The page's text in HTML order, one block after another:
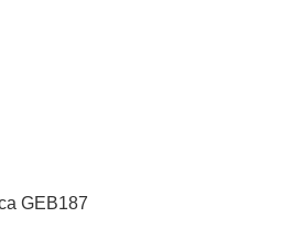
GEB187